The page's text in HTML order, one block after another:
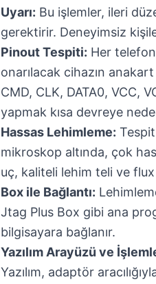
Uyarı: Bu işlemler, ileri
gerektirir. Deneyimsiz
Pinout Tespiti: Her telefon
onarılacak cihazın
CMD, CLK, DATA0, VCC,
yapmak kısa devreye
Hassas Lehimleme:
mikroskop altında, çok
uç, kaliteli lehim teli ve
Box ile Bağlantı:
Jtag Plus Box gibi ana
bilgisayara bağlanır.
Yazılım Arayüzü ve
Yazılım, adaptör